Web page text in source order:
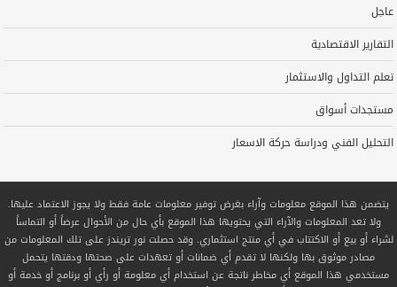
عاجل
التقارير الاقتصادية
تعلم التداول والاستثمار
مستجدات أسواق
التحليل الفني ودراسة حركة الاسعار
يتضمن هذا الموقع معلومات وآراء بغرض توفير معلومات عامة فقط ولا يجوز الاعتماد عليها.
ولا تعد المعلومات والآراء التي يحتويها هذا الموقع بأي حال من الأحوال عرضاً أو التماساً
لشراء أو بيع أو الاكتتاب في أي منتج استثماري. وقد حصلت نور تريندز على تلك المعلومات من
مصادر موثوق بها ولكنها لا تقدم أي ضمانات أو تعهدات على صحتها ودقتها يتحمل
مستخدمي هذا الموقع أي مخاطر ناتجة عن استخدام أي معلومة أو رأي أو برنامج أو خدمة أو